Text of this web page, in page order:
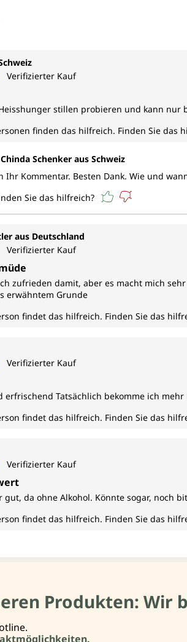
Bewertung von 5 von 5 Sternen
Verifizierter Kauf
stillen probieren und kann nur
finden das hilfreich. Finden Sie das
Schenker aus Schweiz
Ihr Kommentar. Besten Dank. Wie und
Sie das hilfreich?
aus Deutschland
Bewertung von 4 von 5 Sternen
Verifizierter Kauf
zufrieden damit, aber es macht mich
erwähntem Grunde
findet das hilfreich. Finden Sie das
Bewertung von 5 von 5 Sternen
Verifizierter Kauf
erfrischend Tatsächlich bekomme ich mehr
findet das hilfreich. Finden Sie das
Bewertung von 5 von 5 Sternen
Verifizierter Kauf
gut, da ohne Alkohol. Könnte sogar, noch
findet das hilfreich. Finden Sie das
Produkten: Wir